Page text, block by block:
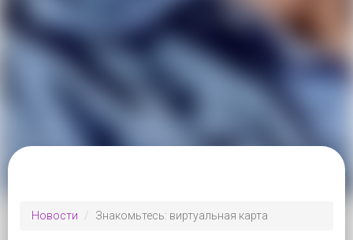
Новости Знакомьтесь: виртуальная карта